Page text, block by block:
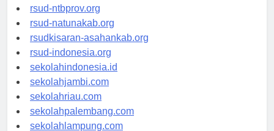
rsud-langsakota.org
rsud-ntbprov.org
rsud-natunakab.org
rsudkisaran-asahankab.org
rsud-indonesia.org
sekolahindonesia.id
sekolahjambi.com
sekolahriau.com
sekolahpalembang.com